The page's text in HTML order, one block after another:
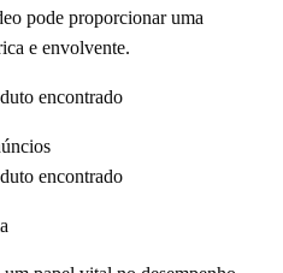
pode proporcionar uma
e envolvente.
encontrado
encontrado